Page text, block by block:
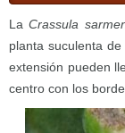
La Crassula
planta suculenta
extensión pueden
centro con los